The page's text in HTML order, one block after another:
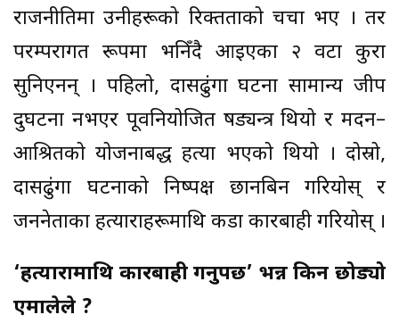
राजनीतिमा उनीहरूको रिक्तताको चर्चा भए । तर
परम्परागत रूपमा भनिँदै आइएका २ वटा कुरा
सुनिएनन् । पहिलो, दासढुंगा घटना सामान्य जीप
दुर्घटना नभएर पूर्वनियोजित षड्यन्त्र थियो र मदन–
आश्रितको योजनाबद्ध हत्या भएको थियो । दोस्रो,
दासढुंगा घटनाको निष्पक्ष छानबिन गरियोस् र
जननेताका हत्याराहरूमाथि कडा कारबाही गरियोस् ।
‘हत्यारामाथि कारबाही गर्नुपर्छ’ भन्न किन छोड्यो
एमालेले ?